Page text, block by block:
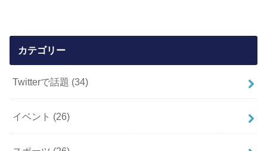
カテゴリー
Twitterで話題 (34)
イベント (26)